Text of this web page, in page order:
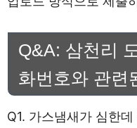
Q&A: 삼천리
화번호와 관련
Q1. 가스냄새가 심한